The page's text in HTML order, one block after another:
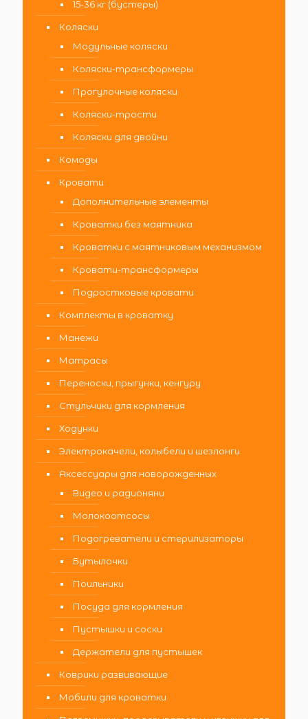
15-36 кг (бустеры)
Коляски
Модульные коляски
Коляски-трансформеры
Прогулочные коляски
Коляски-трости
Коляски для двойни
Комоды
Кровати
Дополнительные элементы
Кроватки без маятника
Кроватки с маятниковым механизмом
Кровати-трансформеры
Подростковые кровати
Комплекты в кроватку
Манежи
Матрасы
Переноски, прыгунки, кенгуру
Стульчики для кормления
Ходунки
Электрокачели, колыбели и шезлонги
Аксессуары для новорожденных
Видео и радионяни
Молокоотсосы
Подогреватели и стерилизаторы
Бутылочки
Поильники
Посуда для кормления
Пустышки и соски
Держатели для пустышек
Коврики развивающие
Мобили для кроватки